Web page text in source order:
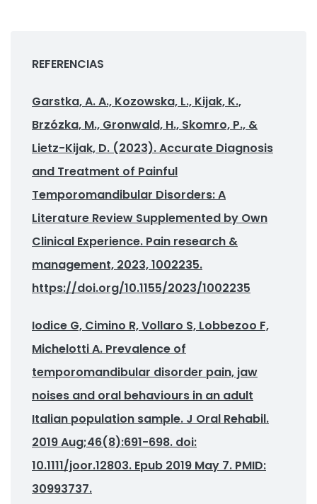
REFERENCIAS
Garstka, A. A., Kozowska, L., Kijak, K.,
Brzózka, M., Gronwald, H., Skomro, P., &
Lietz-Kijak, D. (2023). Accurate Diagnosis
and Treatment of Painful
Temporomandibular Disorders: A
Literature Review Supplemented by Own
Clinical Experience. Pain research &
management, 2023, 1002235.
https://doi.org/10.1155/2023/1002235
Iodice G, Cimino R, Vollaro S, Lobbezoo F,
Michelotti A. Prevalence of
temporomandibular disorder pain, jaw
noises and oral behaviours in an adult
Italian population sample. J Oral Rehabil.
2019 Aug;46(8):691-698. doi:
10.1111/joor.12803. Epub 2019 May 7. PMID:
30993737.